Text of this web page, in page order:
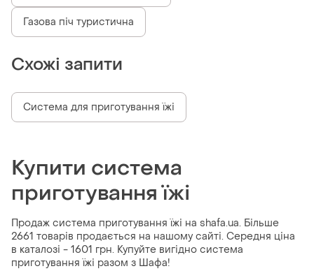
Газова піч туристична
Схожі запити
Система для приготування їжі
Купити система
приготування їжі
Продаж система приготування їжі на shafa.ua. Більше
2661 товарів продається на нашому сайті. Середня ціна
в каталозі - 1601 грн. Купуйте вигідно система
приготування їжі разом з Шафа!